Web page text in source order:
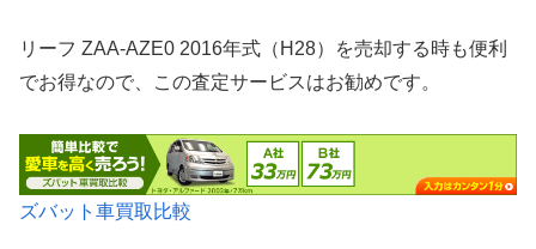
リーフ ZAA-AZE0 2016年式（H28）を売却する時も便利
でお得なので、この査定サービスはお勧めです。
ズバット車買取比較